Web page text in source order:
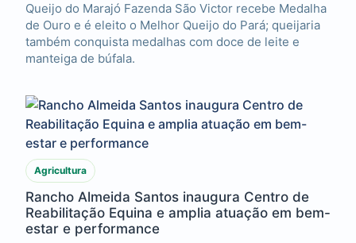
Queijo do Marajó Fazenda São Victor recebe Medalha
de Ouro e é eleito o Melhor Queijo do Pará; queijaria
também conquista medalhas com doce de leite e
manteiga de búfala.
Agricultura
Rancho Almeida Santos inaugura Centro de
Reabilitação Equina e amplia atuação em bem-
estar e performance